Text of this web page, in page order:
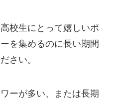
校生にとって嬉しいポ
を集めるのに長い期間
さい。
ーが多い、または長期